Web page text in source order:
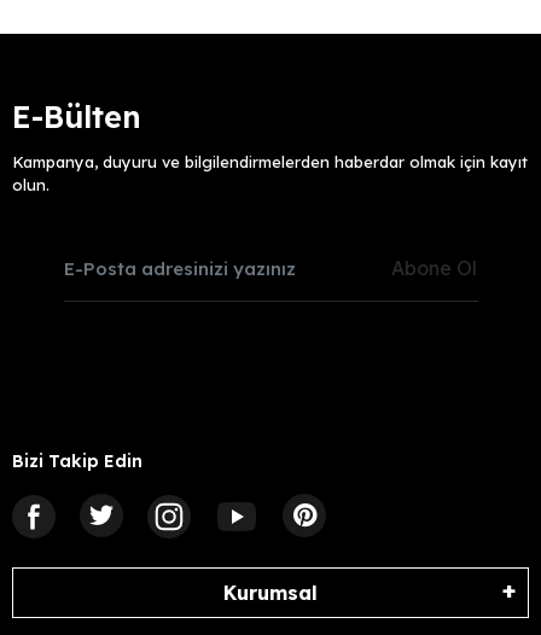
E-Bülten
Kampanya, duyuru ve bilgilendirmelerden haberdar olmak için kayıt
olun.
Abone Ol
Bizi Takip Edin
Kurumsal